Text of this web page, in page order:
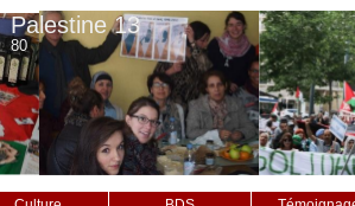
Palestine 13
80